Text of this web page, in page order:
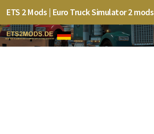
ETS 2 Mods | Euro Truck Simulator 2 mods